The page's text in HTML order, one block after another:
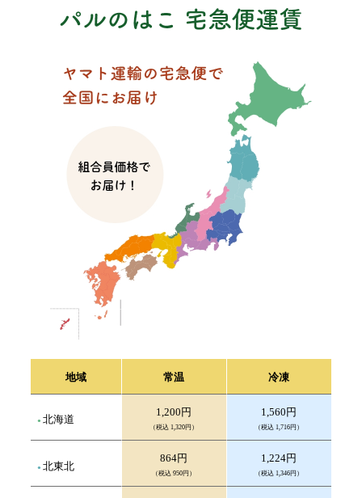
地域 常温 冷凍
北海道
1,200円
（税込 1,320円）
1,560円
（税込 1,716円）
北東北
864円
（税込 950円）
1,224円
（税込 1,346円）